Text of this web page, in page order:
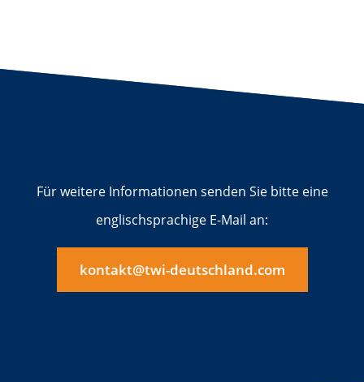
Für weitere Informationen senden Sie bitte eine
englischsprachige E-Mail an:
kontakt@twi-deutschland.com